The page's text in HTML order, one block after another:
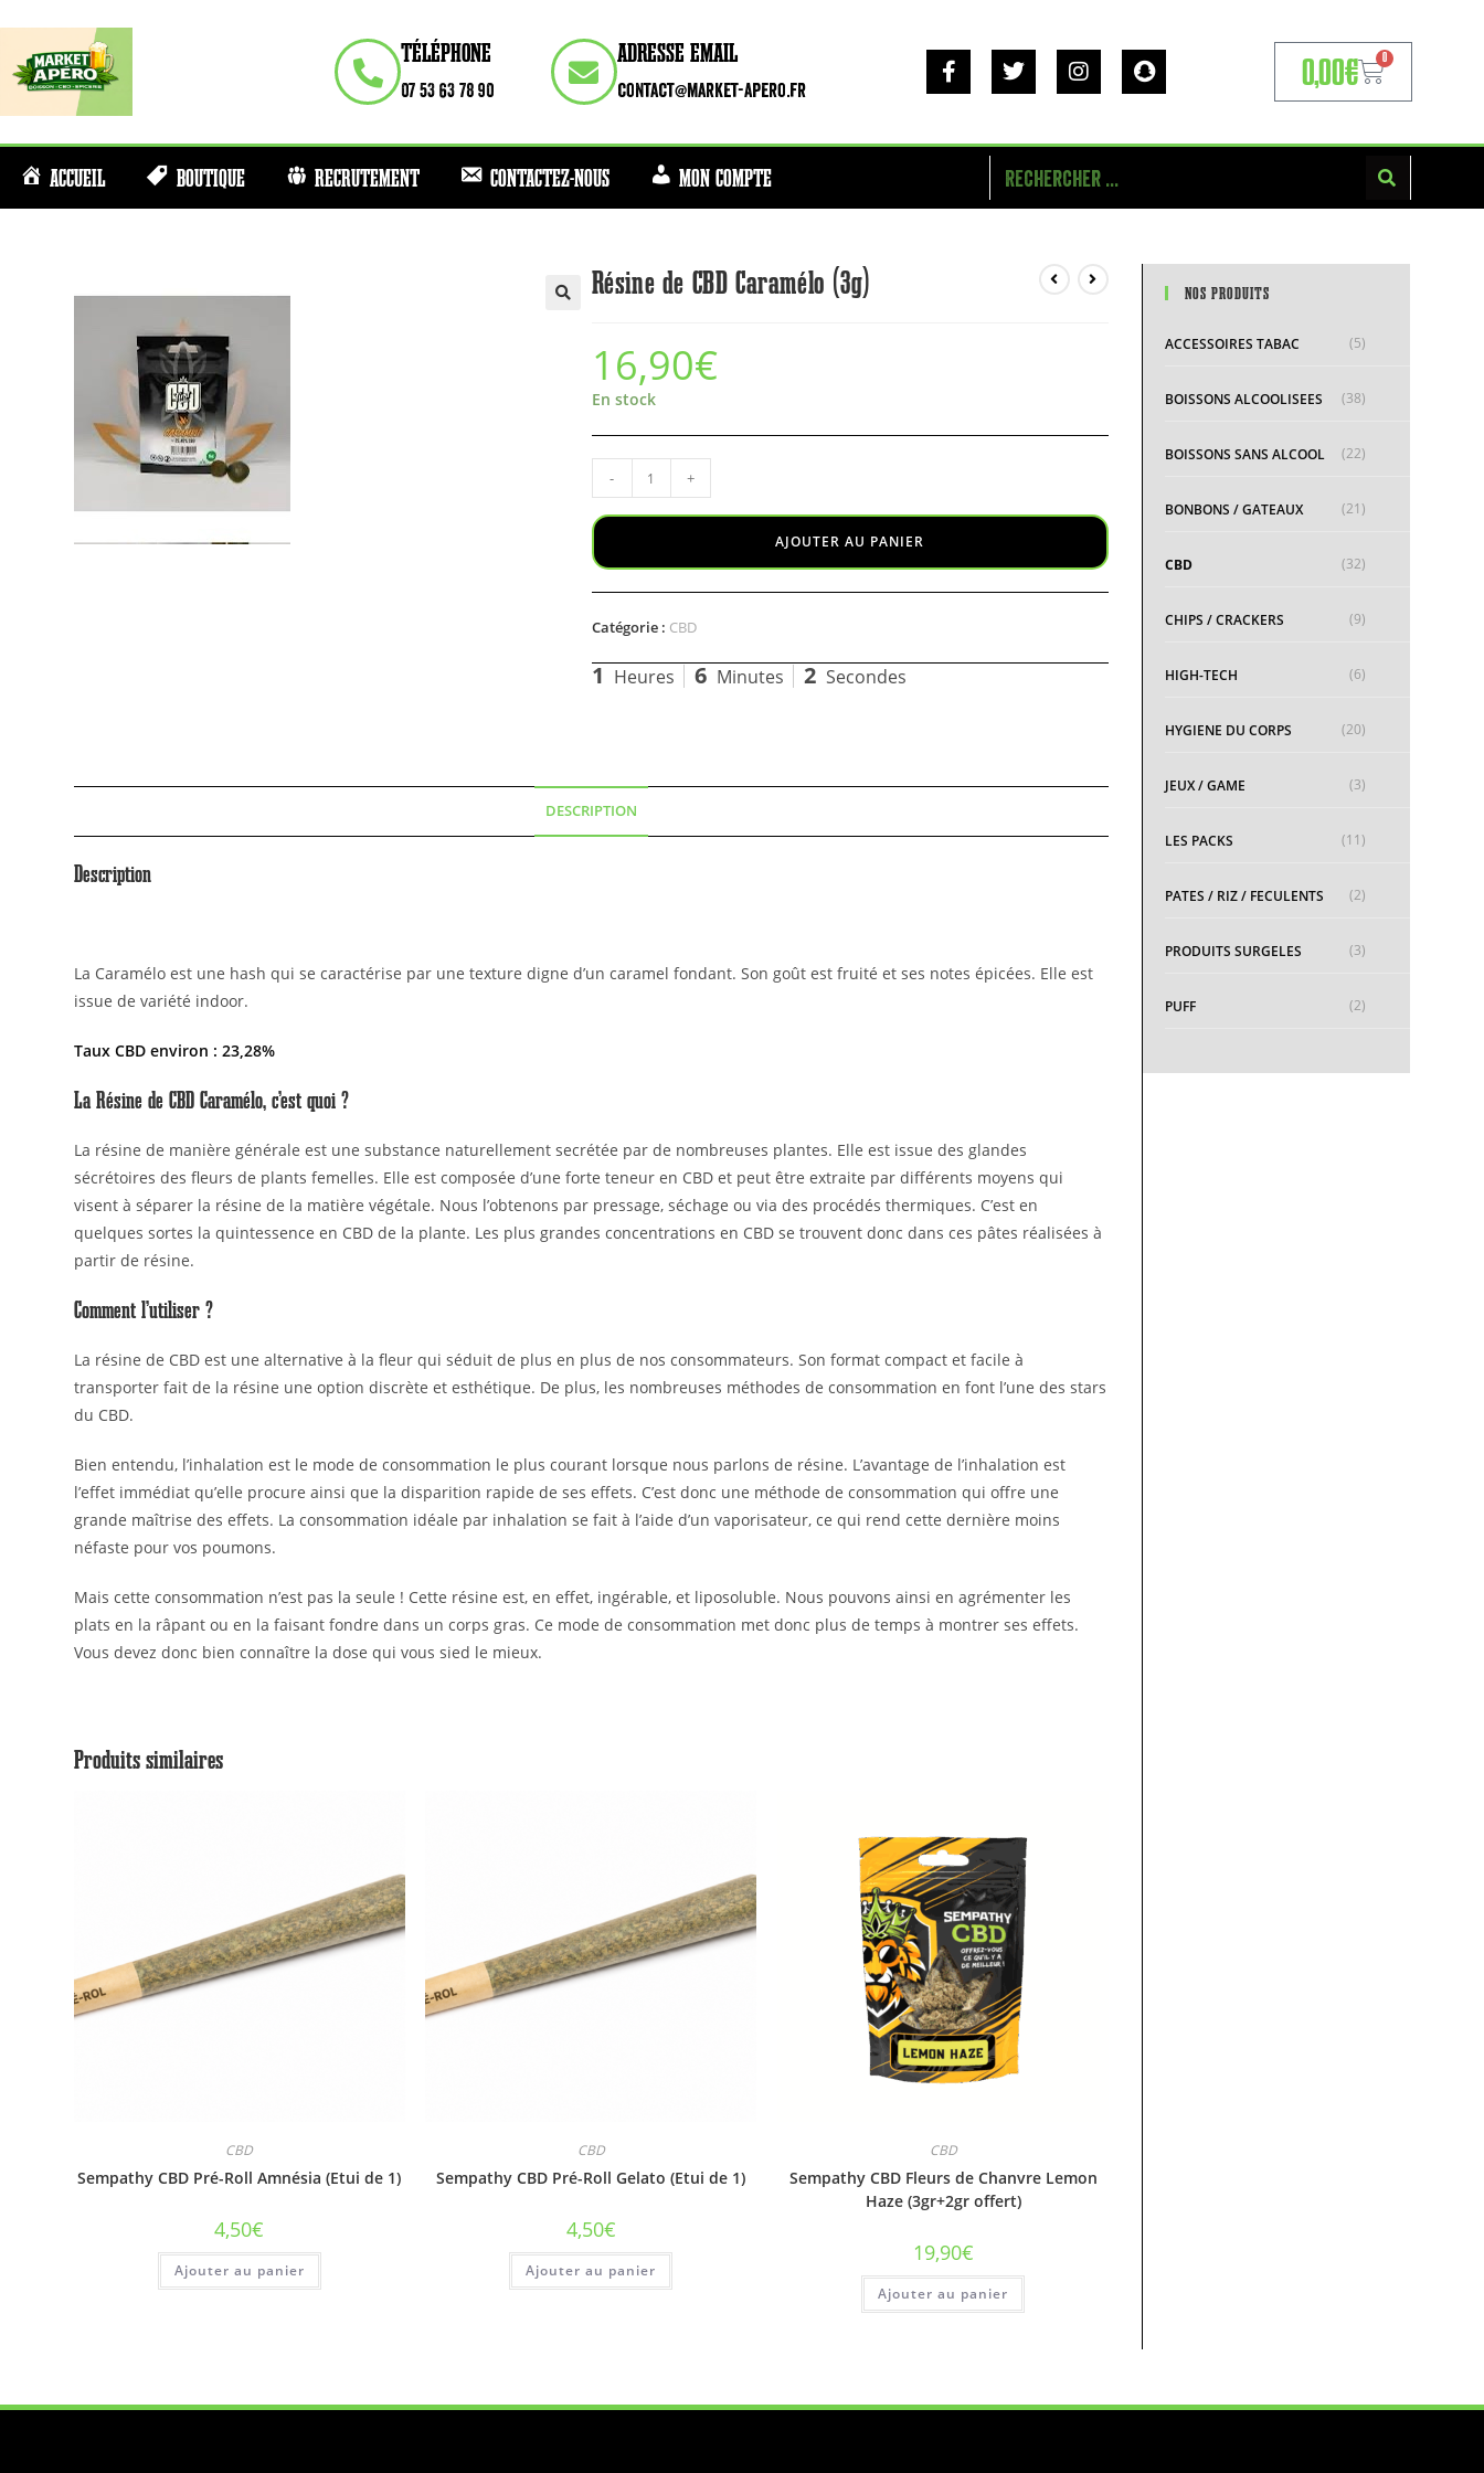
TÉLÉPHONE
07 53 63 78 90
ADRESSE EMAIL
contact@market-apero.fr 0,00€ 0
ACCUEIL BOUTIQUE RECRUTEMENT CONTACTEZ-NOUS MON COMPTE
Résine de CBD Caramélo (3g)
16,90€
En stock
- +
AJOUTER AU PANIER
Catégorie : CBD
1 Heures 6 Minutes 1 Secondes
DESCRIPTION
Description
La Caramélo est une hash qui se caractérise par une texture digne d’un caramel fondant. Son goût est fruité et ses notes épicées. Elle est
issue de variété indoor.
Taux CBD environ : 23,28%
La Résine de CBD Caramélo, c’est quoi ?
La résine de manière générale est une substance naturellement secrétée par de nombreuses plantes. Elle est issue des glandes
sécrétoires des fleurs de plants femelles. Elle est composée d’une forte teneur en CBD et peut être extraite par différents moyens qui
visent à séparer la résine de la matière végétale. Nous l’obtenons par pressage, séchage ou via des procédés thermiques. C’est en
quelques sortes la quintessence en CBD de la plante. Les plus grandes concentrations en CBD se trouvent donc dans ces pâtes réalisées à
partir de résine.
Comment l’utiliser ?
La résine de CBD est une alternative à la fleur qui séduit de plus en plus de nos consommateurs. Son format compact et facile à
transporter fait de la résine une option discrète et esthétique. De plus, les nombreuses méthodes de consommation en font l’une des stars
du CBD.
Bien entendu, l’inhalation est le mode de consommation le plus courant lorsque nous parlons de résine. L’avantage de l’inhalation est
l’effet immédiat qu’elle procure ainsi que la disparition rapide de ses effets. C’est donc une méthode de consommation qui offre une
grande maîtrise des effets. La consommation idéale par inhalation se fait à l’aide d’un vaporisateur, ce qui rend cette dernière moins
néfaste pour vos poumons.
Mais cette consommation n’est pas la seule ! Cette résine est, en effet, ingérable, et liposoluble. Nous pouvons ainsi en agrémenter les
plats en la râpant ou en la faisant fondre dans un corps gras. Ce mode de consommation met donc plus de temps à montrer ses effets.
Vous devez donc bien connaître la dose qui vous sied le mieux.
Produits similaires
CBD
Sempathy CBD Pré-Roll Amnésia (Etui de 1)
4,50€
Ajouter au panier
CBD
Sempathy CBD Pré-Roll Gelato (Etui de 1)
4,50€
Ajouter au panier
CBD
Sempathy CBD Fleurs de Chanvre Lemon
Haze (3gr+2gr offert)
19,90€
Ajouter au panier
NOS PRODUITS
ACCESSOIRES TABAC (5)
BOISSONS ALCOOLISEES (38)
BOISSONS SANS ALCOOL (22)
BONBONS / GATEAUX (21)
CBD (32)
CHIPS / CRACKERS (9)
HIGH-TECH (6)
HYGIENE DU CORPS (20)
JEUX / GAME (3)
LES PACKS (11)
PATES / RIZ / FECULENTS (2)
PRODUITS SURGELES (3)
PUFF (2)